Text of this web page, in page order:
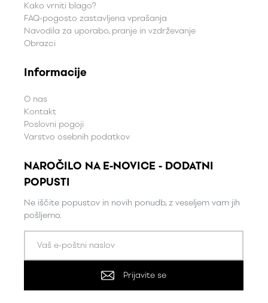
Kako vrniti blago?
FAQ-pogosto zastavljena vprašanja
Navodila za uporabo, pranje in vzdrževanje
Obrazci
Informacije
O nas
Kontakt
Poslovni pogoji
Varstvo osebnih podatkov
NAROČILO NA E-NOVICE - DODATNI
POPUSTI
Ne iščite popustov in novih ponudb, z veseljem vam jih
pošljemo.
Prijavite se